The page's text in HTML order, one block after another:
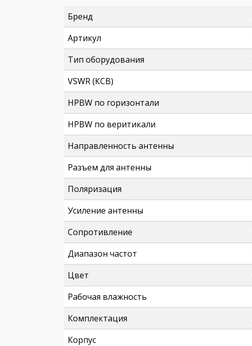
Бренд
Артикул
Тип оборудования
VSWR (КСВ)
HPBW по горизонтали
HPBW по веритикали
Направленность антенны
Разъем для антенны
Поляризация
Усиление антенны
Сопротивление
Диапазон частот
Цвет
Рабочая влажность
Комплектация
Корпус